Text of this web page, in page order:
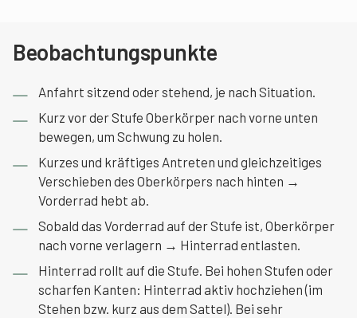
Beobachtungspunkte
Anfahrt sitzend oder stehend, je nach Situation.
Kurz vor der Stufe Oberkörper nach vorne unten
bewegen, um Schwung zu holen.
Kurzes und kräftiges Antreten und gleichzeitiges
Verschieben des Oberkörpers nach hinten →
Vorderrad hebt ab.
Sobald das Vorderrad auf der Stufe ist, Oberkörper
nach vorne verlagern → Hinterrad entlasten.
Hinterrad rollt auf die Stufe. Bei hohen Stufen oder
scharfen Kanten: Hinterrad aktiv hochziehen (im
Stehen bzw. kurz aus dem Sattel). Bei sehr